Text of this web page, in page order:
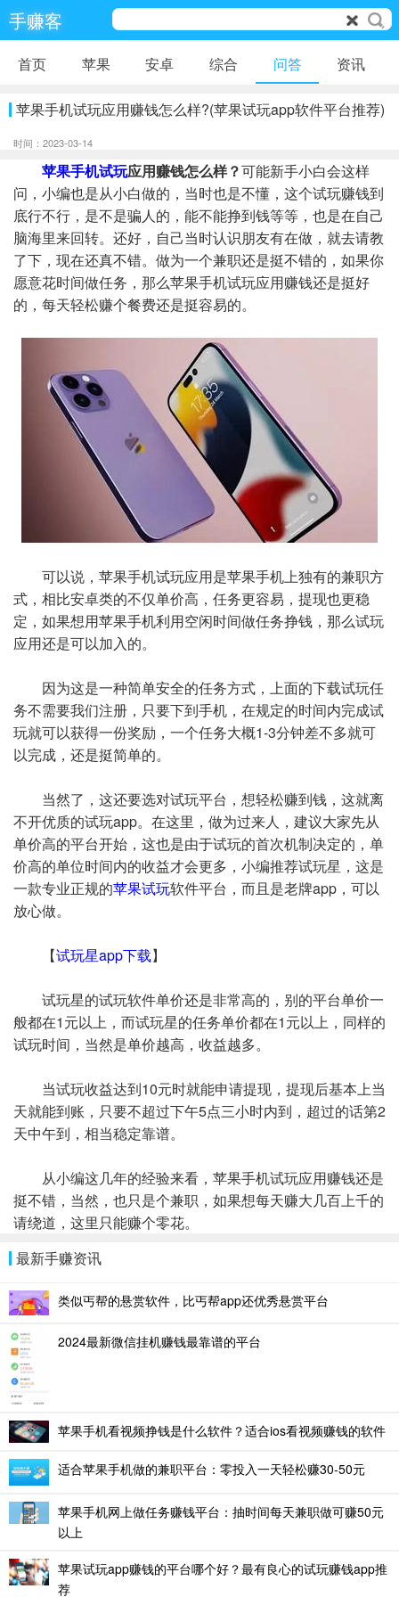
手赚客
首页 苹果 安卓 综合 问答 资讯
苹果手机试玩应用赚钱怎么样?(苹果试玩app软件平台推荐)
时间：2023-03-14
苹果手机试玩应用赚钱怎么样？可能新手小白会这样
问，小编也是从小白做的，当时也是不懂，这个试玩赚钱到
底行不行，是不是骗人的，能不能挣到钱等等，也是在自己
脑海里来回转。还好，自己当时认识朋友有在做，就去请教
了下，现在还真不错。做为一个兼职还是挺不错的，如果你
愿意花时间做任务，那么苹果手机试玩应用赚钱还是挺好
的，每天轻松赚个餐费还是挺容易的。
可以说，苹果手机试玩应用是苹果手机上独有的兼职方
式，相比安卓类的不仅单价高，任务更容易，提现也更稳
定，如果想用苹果手机利用空闲时间做任务挣钱，那么试玩
应用还是可以加入的。
因为这是一种简单安全的任务方式，上面的下载试玩任
务不需要我们注册，只要下到手机，在规定的时间内完成试
玩就可以获得一份奖励，一个任务大概1-3分钟差不多就可
以完成，还是挺简单的。
当然了，这还要选对试玩平台，想轻松赚到钱，这就离
不开优质的试玩app。在这里，做为过来人，建议大家先从
单价高的平台开始，这也是由于试玩的首次机制决定的，单
价高的单位时间内的收益才会更多，小编推荐试玩星，这是
一款专业正规的苹果试玩软件平台，而且是老牌app，可以
放心做。
【试玩星app下载】
试玩星的试玩软件单价还是非常高的，别的平台单价一
般都在1元以上，而试玩星的任务单价都在1元以上，同样的
试玩时间，当然是单价越高，收益越多。
当试玩收益达到10元时就能申请提现，提现后基本上当
天就能到账，只要不超过下午5点三小时内到，超过的话第2
天中午到，相当稳定靠谱。
从小编这几年的经验来看，苹果手机试玩应用赚钱还是
挺不错，当然，也只是个兼职，如果想每天赚大几百上千的
请绕道，这里只能赚个零花。
最新手赚资讯
类似丐帮的悬赏软件，比丐帮app还优秀悬赏平台
2024最新微信挂机赚钱最靠谱的平台
苹果手机看视频挣钱是什么软件？适合ios看视频赚钱的软件
适合苹果手机做的兼职平台：零投入一天轻松赚30-50元
苹果手机网上做任务赚钱平台：抽时间每天兼职做可赚50元
以上
苹果试玩app赚钱的平台哪个好？最有良心的试玩赚钱app推
荐